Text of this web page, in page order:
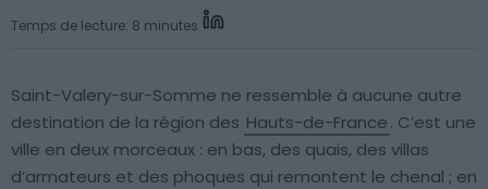
Temps de lecture: 8 minutes
Saint-Valery-sur-Somme ne ressemble à aucune autre
destination de la région des Hauts-de-France. C’est une
ville en deux morceaux : en bas, des quais, des villas
d’armateurs et des phoques qui remontent le chenal ; en